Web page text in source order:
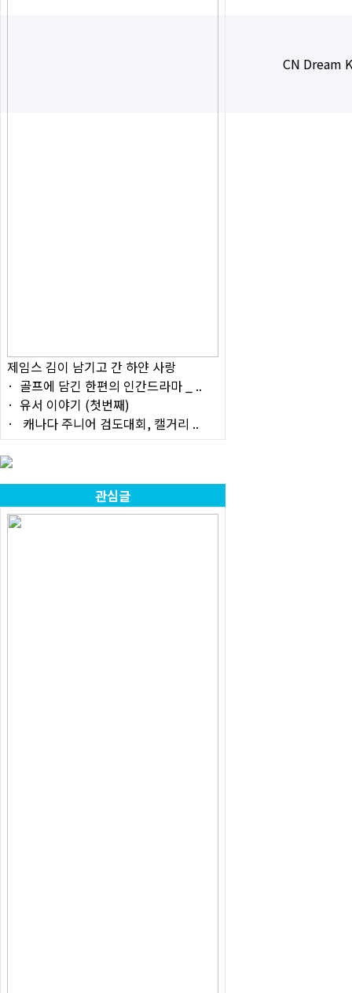
제임스 김이 남기고 간 하얀 사랑
골프에 담긴 한편의 인간드라마 _ ..
유서 이야기 (첫번째)
캐나다 주니어 검도대회, 캘거리 ..
관심글
CN Dream